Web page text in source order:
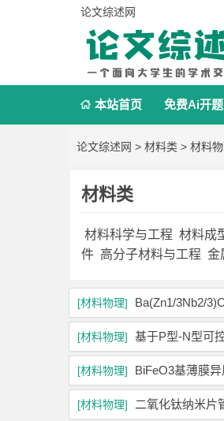
论文综述网
 本站首页 免费Ai开题
论文综述网 > 材料类 > 材料
材料类
材料科学与工程 材料成
件 高分子材料与工程 金
[材料物理] Ba(Zn1/3Nb2/
[材料物理] 基于P型-N型可
[材料物理] BiFeO3基薄膜
[材料物理] 二氧化钛纳米片